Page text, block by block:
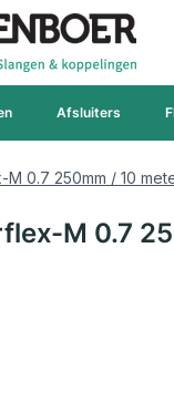
Afsluiters
0.7 250mm / 10
M 0.7